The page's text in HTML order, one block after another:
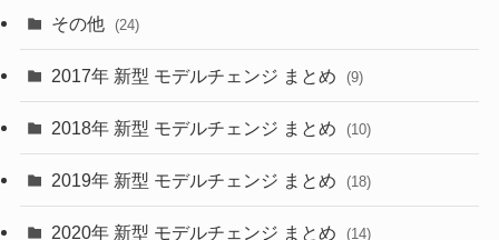
(30)
(27)
(10)
(35)
その他 (24)
2017年 新型 モデルチェンジ まとめ (9)
2018年 新型 モデルチェンジ まとめ (10)
2019年 新型 モデルチェンジ まとめ (18)
2020年 新型 モデルチェンジ まとめ (14)